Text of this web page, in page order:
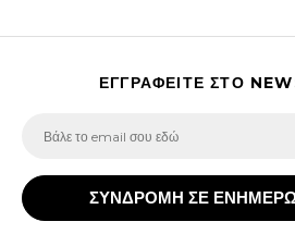
ΕΓΓΡΑΦΕΙΤΕ ΣΤΟ
ΣΥΝΔΡΟΜΗ ΣΕ